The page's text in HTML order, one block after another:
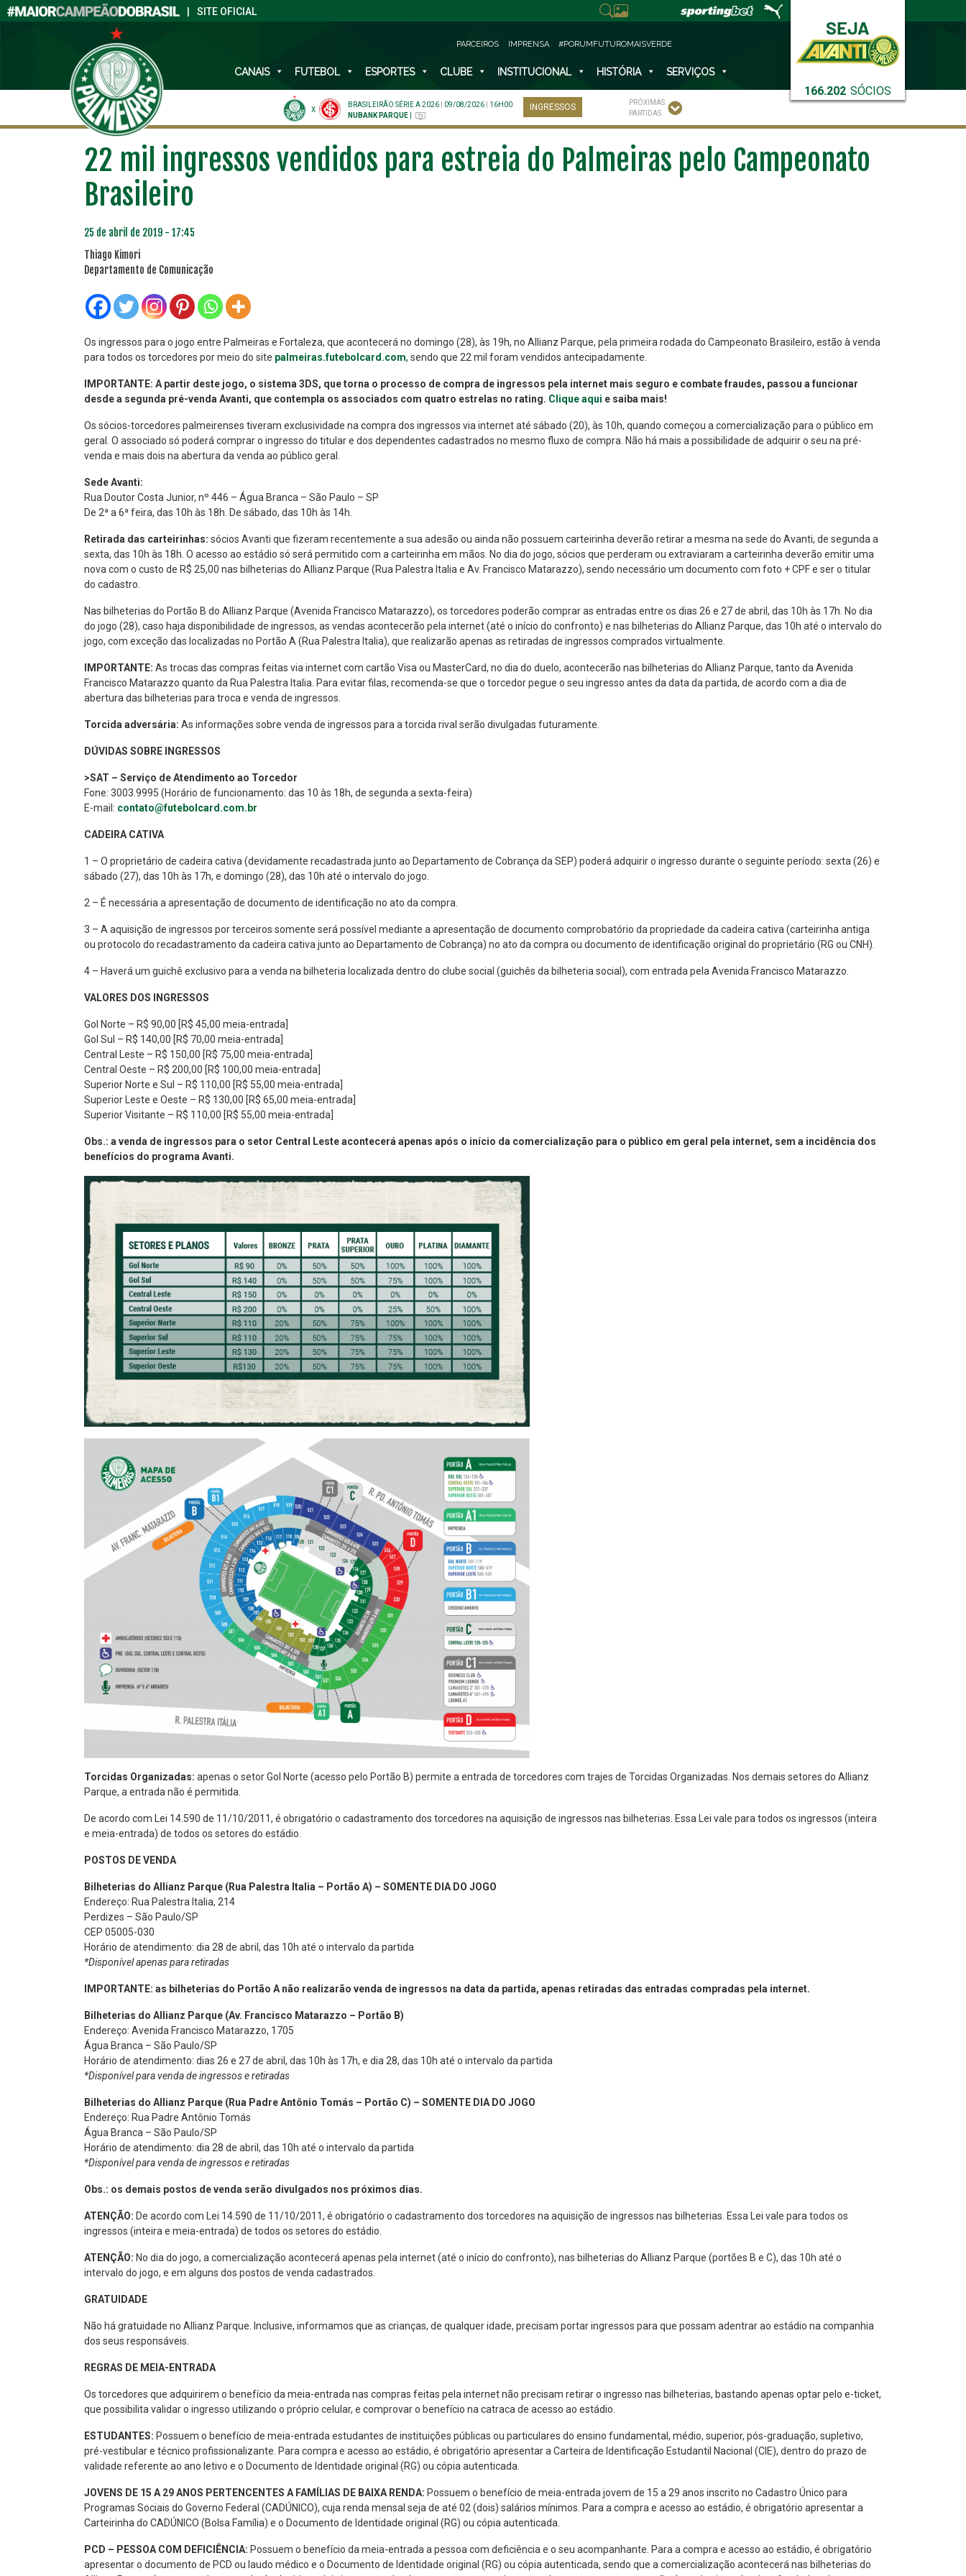
SITE OFICIAL
166.202 SÓCIOS
PARCEIROS IMPRENSA #PORUMFUTUROMAISVERDE
CANAIS FUTEBOL ESPORTES CLUBE INSTITUCIONAL HISTÓRIA SERVIÇOS
X
BRASILEIRÃO SÉRIE A 2026 09/08/2026
16H00
NUBANK PARQUE
INGRESSOS
PRÓXIMAS
PARTIDAS
22 mil ingressos vendidos para estreia do Palmeiras pelo Campeonato
Brasileiro
25 de abril de 2019 - 17:45
Thiago Kimori
Departamento de Comunicação
Os ingressos para o jogo entre Palmeiras e Fortaleza, que acontecerá no domingo (28), às 19h, no Allianz Parque, pela primeira rodada do Campeonato Brasileiro, estão à venda
para todos os torcedores por meio do site palmeiras.futebolcard.com, sendo que 22 mil foram vendidos antecipadamente.
IMPORTANTE: A partir deste jogo, o sistema 3DS, que torna o processo de compra de ingressos pela internet mais seguro e combate fraudes, passou a funcionar
desde a segunda pré-venda Avanti, que contempla os associados com quatro estrelas no rating. Clique aqui e saiba mais!
Os sócios-torcedores palmeirenses tiveram exclusividade na compra dos ingressos via internet até sábado (20), às 10h, quando começou a comercialização para o público em
geral. O associado só poderá comprar o ingresso do titular e dos dependentes cadastrados no mesmo fluxo de compra. Não há mais a possibilidade de adquirir o seu na pré-
venda e mais dois na abertura da venda ao público geral.
Sede Avanti:
Rua Doutor Costa Junior, nº 446 – Água Branca – São Paulo – SP
De 2ª a 6ª feira, das 10h às 18h. De sábado, das 10h às 14h.
Retirada das carteirinhas: sócios Avanti que fizeram recentemente a sua adesão ou ainda não possuem carteirinha deverão retirar a mesma na sede do Avanti, de segunda a
sexta, das 10h às 18h. O acesso ao estádio só será permitido com a carteirinha em mãos. No dia do jogo, sócios que perderam ou extraviaram a carteirinha deverão emitir uma
nova com o custo de R$ 25,00 nas bilheterias do Allianz Parque (Rua Palestra Italia e Av. Francisco Matarazzo), sendo necessário um documento com foto + CPF e ser o titular
do cadastro.
Nas bilheterias do Portão B do Allianz Parque (Avenida Francisco Matarazzo), os torcedores poderão comprar as entradas entre os dias 26 e 27 de abril, das 10h às 17h. No dia
do jogo (28), caso haja disponibilidade de ingressos, as vendas acontecerão pela internet (até o início do confronto) e nas bilheterias do Allianz Parque, das 10h até o intervalo do
jogo, com exceção das localizadas no Portão A (Rua Palestra Italia), que realizarão apenas as retiradas de ingressos comprados virtualmente.
IMPORTANTE: As trocas das compras feitas via internet com cartão Visa ou MasterCard, no dia do duelo, acontecerão nas bilheterias do Allianz Parque, tanto da Avenida
Francisco Matarazzo quanto da Rua Palestra Italia. Para evitar filas, recomenda-se que o torcedor pegue o seu ingresso antes da data da partida, de acordo com a dia de
abertura das bilheterias para troca e venda de ingressos.
Torcida adversária: As informações sobre venda de ingressos para a torcida rival serão divulgadas futuramente.
DÚVIDAS SOBRE INGRESSOS
>SAT – Serviço de Atendimento ao Torcedor
Fone: 3003.9995 (Horário de funcionamento: das 10 às 18h, de segunda a sexta-feira)
E-mail: contato@futebolcard.com.br
CADEIRA CATIVA
1 – O proprietário de cadeira cativa (devidamente recadastrada junto ao Departamento de Cobrança da SEP) poderá adquirir o ingresso durante o seguinte período: sexta (26) e
sábado (27), das 10h às 17h, e domingo (28), das 10h até o intervalo do jogo.
2 – É necessária a apresentação de documento de identificação no ato da compra.
3 – A aquisição de ingressos por terceiros somente será possível mediante a apresentação de documento comprobatório da propriedade da cadeira cativa (carteirinha antiga
ou protocolo do recadastramento da cadeira cativa junto ao Departamento de Cobrança) no ato da compra ou documento de identificação original do proprietário (RG ou CNH).
4 – Haverá um guichê exclusivo para a venda na bilheteria localizada dentro do clube social (guichês da bilheteria social), com entrada pela Avenida Francisco Matarazzo.
VALORES DOS INGRESSOS
Gol Norte – R$ 90,00 [R$ 45,00 meia-entrada]
Gol Sul – R$ 140,00 [R$ 70,00 meia-entrada]
Central Leste – R$ 150,00 [R$ 75,00 meia-entrada]
Central Oeste – R$ 200,00 [R$ 100,00 meia-entrada]
Superior Norte e Sul – R$ 110,00 [R$ 55,00 meia-entrada]
Superior Leste e Oeste – R$ 130,00 [R$ 65,00 meia-entrada]
Superior Visitante – R$ 110,00 [R$ 55,00 meia-entrada]
Obs.: a venda de ingressos para o setor Central Leste acontecerá apenas após o início da comercialização para o público em geral pela internet, sem a incidência dos
benefícios do programa Avanti.
Torcidas Organizadas: apenas o setor Gol Norte (acesso pelo Portão B) permite a entrada de torcedores com trajes de Torcidas Organizadas. Nos demais setores do Allianz
Parque, a entrada não é permitida.
De acordo com Lei 14.590 de 11/10/2011, é obrigatório o cadastramento dos torcedores na aquisição de ingressos nas bilheterias. Essa Lei vale para todos os ingressos (inteira
e meia-entrada) de todos os setores do estádio.
POSTOS DE VENDA
Bilheterias do Allianz Parque (Rua Palestra Italia – Portão A) – SOMENTE DIA DO JOGO
Endereço: Rua Palestra Italia, 214
Perdizes – São Paulo/SP
CEP 05005-030
Horário de atendimento: dia 28 de abril, das 10h até o intervalo da partida
*Disponível apenas para retiradas
IMPORTANTE: as bilheterias do Portão A não realizarão venda de ingressos na data da partida, apenas retiradas das entradas compradas pela internet.
Bilheterias do Allianz Parque (Av. Francisco Matarazzo – Portão B)
Endereço: Avenida Francisco Matarazzo, 1705
Água Branca – São Paulo/SP
Horário de atendimento: dias 26 e 27 de abril, das 10h às 17h, e dia 28, das 10h até o intervalo da partida
*Disponível para venda de ingressos e retiradas
Bilheterias do Allianz Parque (Rua Padre Antônio Tomás – Portão C) – SOMENTE DIA DO JOGO
Endereço: Rua Padre Antônio Tomás
Água Branca – São Paulo/SP
Horário de atendimento: dia 28 de abril, das 10h até o intervalo da partida
*Disponível para venda de ingressos e retiradas
Obs.: os demais postos de venda serão divulgados nos próximos dias.
ATENÇÃO: De acordo com Lei 14.590 de 11/10/2011, é obrigatório o cadastramento dos torcedores na aquisição de ingressos nas bilheterias. Essa Lei vale para todos os
ingressos (inteira e meia-entrada) de todos os setores do estádio.
ATENÇÃO: No dia do jogo, a comercialização acontecerá apenas pela internet (até o início do confronto), nas bilheterias do Allianz Parque (portões B e C), das 10h até o
intervalo do jogo, e em alguns dos postos de venda cadastrados.
GRATUIDADE
Não há gratuidade no Allianz Parque. Inclusive, informamos que as crianças, de qualquer idade, precisam portar ingressos para que possam adentrar ao estádio na companhia
dos seus responsáveis.
REGRAS DE MEIA-ENTRADA
Os torcedores que adquirirem o benefício da meia-entrada nas compras feitas pela internet não precisam retirar o ingresso nas bilheterias, bastando apenas optar pelo e-ticket,
que possibilita validar o ingresso utilizando o próprio celular, e comprovar o benefício na catraca de acesso ao estádio.
ESTUDANTES: Possuem o benefício de meia-entrada estudantes de instituições públicas ou particulares do ensino fundamental, médio, superior, pós-graduação, supletivo,
pré-vestibular e técnico profissionalizante. Para compra e acesso ao estádio, é obrigatório apresentar a Carteira de Identificação Estudantil Nacional (CIE), dentro do prazo de
validade referente ao ano letivo e o Documento de Identidade original (RG) ou cópia autenticada.
JOVENS DE 15 A 29 ANOS PERTENCENTES A FAMÍLIAS DE BAIXA RENDA: Possuem o benefício de meia-entrada jovem de 15 a 29 anos inscrito no Cadastro Único para
Programas Sociais do Governo Federal (CADÚNICO), cuja renda mensal seja de até 02 (dois) salários mínimos. Para a compra e acesso ao estádio, é obrigatório apresentar a
Carteirinha do CADÚNICO (Bolsa Família) e o Documento de Identidade original (RG) ou cópia autenticada.
PCD – PESSOA COM DEFICIÊNCIA: Possuem o benefício da meia-entrada a pessoa com deficiência e o seu acompanhante. Para a compra e acesso ao estádio, é obrigatório
apresentar o documento de PCD ou laudo médico e o Documento de Identidade original (RG) ou cópia autenticada, sendo que a comercialização acontecerá nas bilheterias do